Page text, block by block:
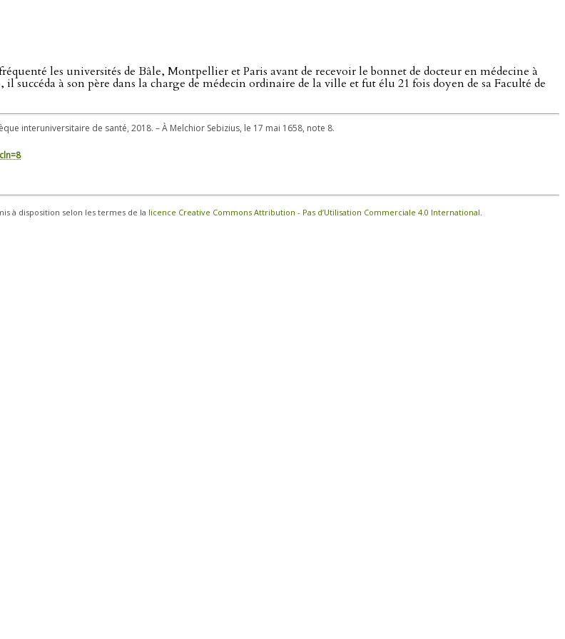
les universités de Bâle, Montpellier et Paris avant de recevoir le bonnet de docteur en médecine à
succéda à son père dans la charge de médecin ordinaire de la ville et fut élu 21 fois doyen de sa Faculté de
interuniversitaire de santé, 2018. – À Melchior Sebizius, le 17 mai 1658, note 8.
à disposition selon les termes de la licence Creative Commons Attribution - Pas d’Utilisation Commerciale 4.0 International.